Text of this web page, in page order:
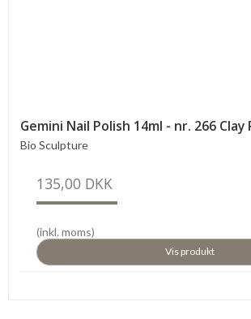
Gemini Nail Polish 14ml - nr. 266 Clay
Bio Sculpture
135,00 DKK
(inkl. moms)
Vis produkt